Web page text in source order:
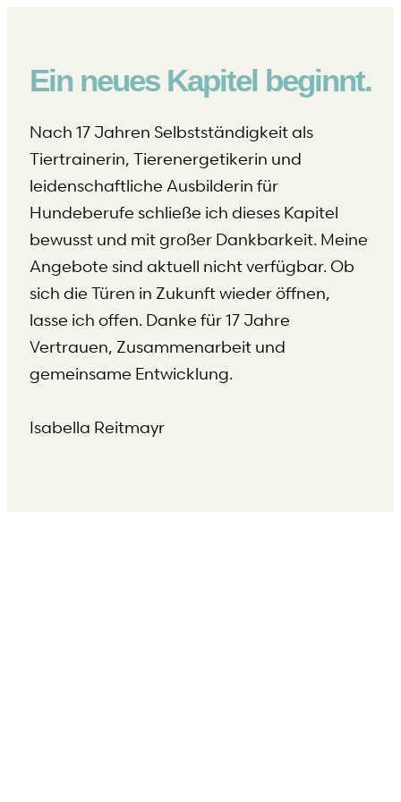
Ein neues Kapitel beginnt.
Nach 17 Jahren Selbstständigkeit als
Tiertrainerin, Tierenergetikerin und
leidenschaftliche Ausbilderin für
Hundeberufe schließe ich dieses Kapitel
bewusst und mit großer Dankbarkeit. Meine
Angebote sind aktuell nicht verfügbar. Ob
sich die Türen in Zukunft wieder öffnen,
lasse ich offen. Danke für 17 Jahre
Vertrauen, Zusammenarbeit und
gemeinsame Entwicklung.
Isabella Reitmayr